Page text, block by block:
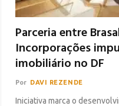
Parceria entre
Incorporações
imobiliário no DF
Por DAVI REZENDE
Iniciativa marca o